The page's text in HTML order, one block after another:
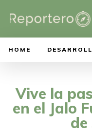
HOME
Vive la
en el Jalo
de